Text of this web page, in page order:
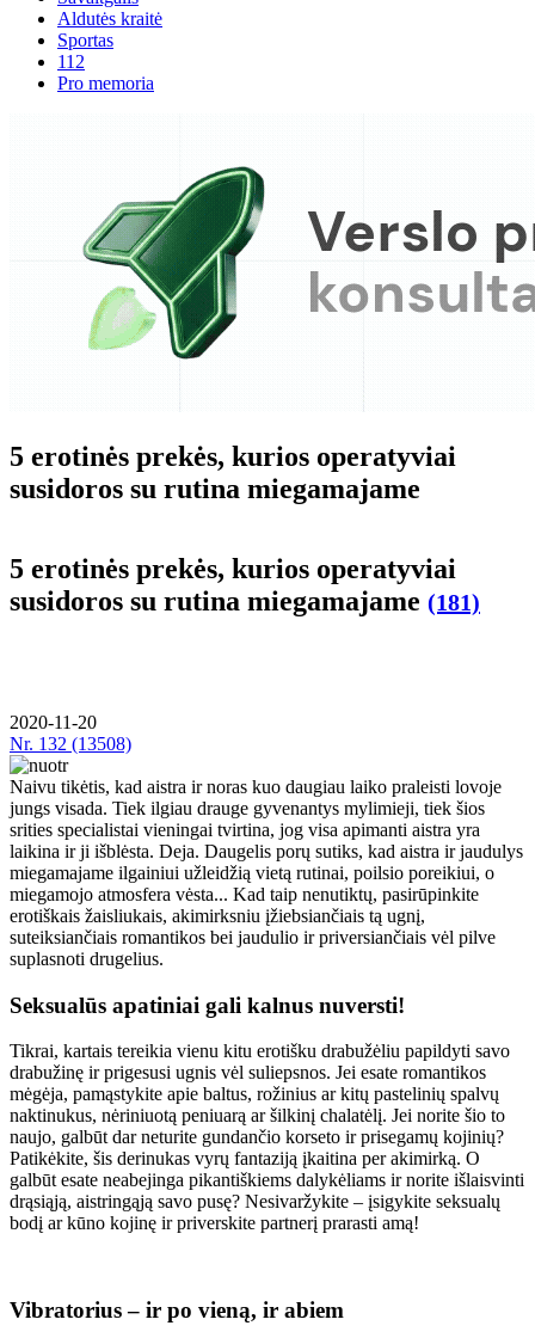
Aldutės kraitė
Sportas
112
Pro memoria
5 erotinės prekės, kurios operatyviai
susidoros su rutina miegamajame
5 erotinės prekės, kurios operatyviai
susidoros su rutina miegamajame (181)
2020-11-20
Nr. 132 (13508)
Naivu tikėtis, kad aistra ir noras kuo daugiau laiko praleisti lovoje
jungs visada. Tiek ilgiau drauge gyvenantys mylimieji, tiek šios
srities specialistai vieningai tvirtina, jog visa apimanti aistra yra
laikina ir ji išblėsta. Deja. Daugelis porų sutiks, kad aistra ir jaudulys
miegamajame ilgainiui užleidžią vietą rutinai, poilsio poreikiui, o
miegamojo atmosfera vėsta... Kad taip nenutiktų, pasirūpinkite
erotiškais žaisliukais, akimirksniu įžiebsiančiais tą ugnį,
suteiksiančiais romantikos bei jaudulio ir priversiančiais vėl pilve
suplasnoti drugelius.
Seksualūs apatiniai gali kalnus nuversti!
Tikrai, kartais tereikia vienu kitu erotišku drabužėliu papildyti savo
drabužinę ir prigesusi ugnis vėl suliepsnos. Jei esate romantikos
mėgėja, pamąstykite apie baltus, rožinius ar kitų pastelinių spalvų
naktinukus, nėriniuotą peniuarą ar šilkinį chalatėlį. Jei norite šio to
naujo, galbūt dar neturite gundančio korseto ir prisegamų kojinių?
Patikėkite, šis derinukas vyrų fantaziją įkaitina per akimirką. O
galbūt esate neabejinga pikantiškiems dalykėliams ir norite išlaisvinti
drąsiąją, aistringąją savo pusę? Nesivaržykite – įsigykite seksualų
bodį ar kūno kojinę ir priverskite partnerį prarasti amą!
Vibratorius – ir po vieną, ir abiem